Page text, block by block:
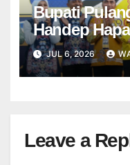
Bupati
Handep
JUL 6, 2026
Leave a